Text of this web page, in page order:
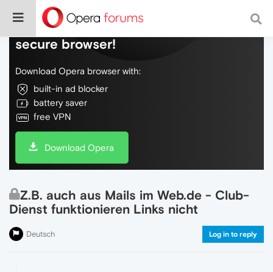
Do more on the web, with a fast and
secure browser!
Download Opera browser with:
built-in ad blocker
battery saver
free VPN
Download Opera
Z.B. auch aus Mails im Web.de - Club-
Dienst funktionieren Links nicht
Deutsch Log in to reply